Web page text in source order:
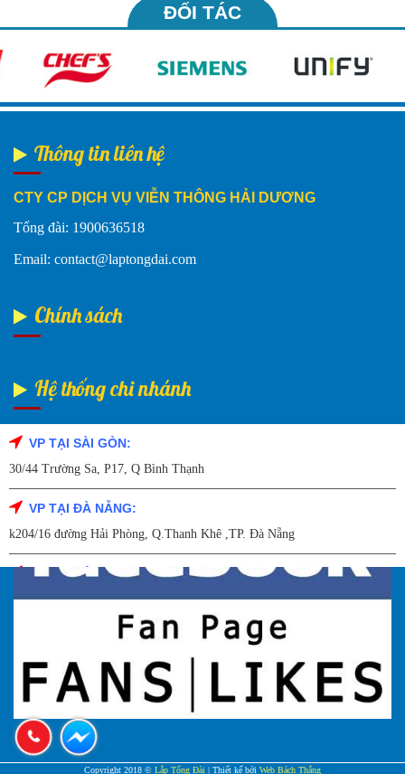
ĐỐI TÁC
Thông tin liên hệ
CTY CP DỊCH VỤ VIỄN THÔNG HẢI DƯƠNG
Tổng đài: 1900636518
Email: contact@laptongdai.com
Chính sách
Hệ thống chi nhánh
VP TẠI SÀI GÒN:
30/44 Trường Sa, P17, Q Bình Thạnh
VP TẠI ĐÀ NẴNG:
k204/16 đường Hải Phòng, Q.Thanh Khê ,TP. Đà Nẵng
VP TẠI HẢI DƯƠNG:
Số 9/14 – P.Tứ Thông – TP Hải Dương
VP TẠI HẢI PHÒNG:
227 Đường Hải Triều , P. Quán Toan , Q. Hồng Bàng , Tp Hải Phòng
VP TẠI HÀ NỘI
27A Trần Hưng đạo – Q.Hoàn Kiếm – TP Hà Nội
VP TẠI BẮC NINH
Fanpage Facebook
Copyright 2018 © Lắp Tổng Đài | Thiết kế bởi Web Bách Thắng